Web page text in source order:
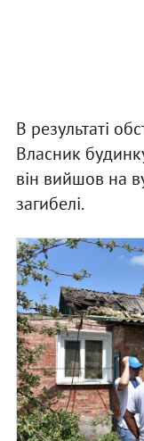
В результаті
Власник
він вийшов на
загибелі.